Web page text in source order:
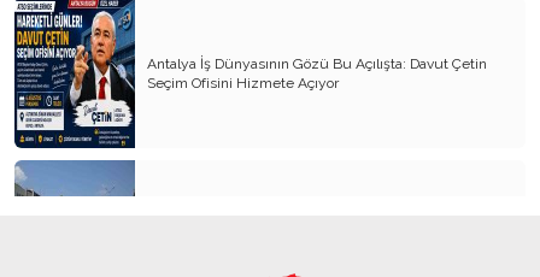
Ankara Güncesi
İnsaf! Bir Bardak Çay 255,5 Lira Olur mu?
Hepten Gâvur mu Olalım?
Kim Dur Diyecek?
Antalya İş Dünyasının Gözü Bu Açılışta: Davut Çetin
Seçim Ofisini Hizmete Açıyor